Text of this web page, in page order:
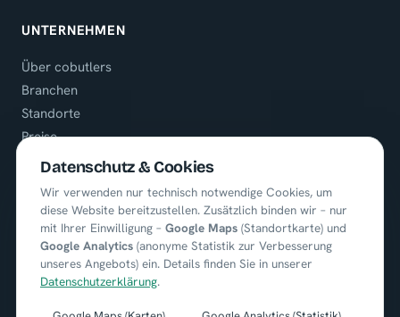
UNTERNEHMEN
Über cobutlers
Branchen
Standorte
Preise
Referenzen
KONTAKT
+49 (0) 8722 / 9664451
Datenschutz & Cookies
Wir verwenden nur technisch notwendige Cookies, um
diese Website bereitzustellen. Zusätzlich binden wir – nur
mit Ihrer Einwilligung – Google Maps (Standortkarte) und
Google Analytics (anonyme Statistik zur Verbesserung
unseres Angebots) ein. Details finden Sie in unserer
Datenschutzerklärung.